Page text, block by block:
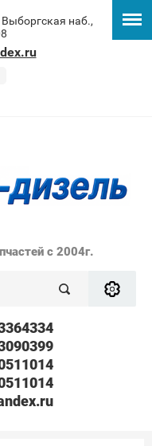
Выборгская наб.,
с 2004г.